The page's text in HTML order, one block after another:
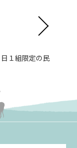
１組限定の民